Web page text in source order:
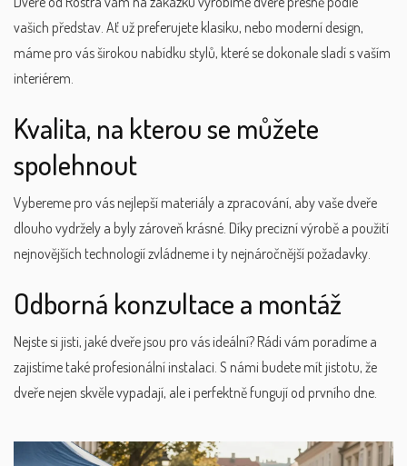
vašich představ. Ať už preferujete klasiku, nebo moderní design,
máme pro vás širokou nabídku stylů, které se dokonale sladí s vaším
interiérem.
Kvalita, na kterou se můžete
spolehnout
Vybereme pro vás nejlepší materiály a zpracování, aby vaše dveře
dlouho vydržely a byly zároveň krásné. Díky precizní výrobě a použití
nejnovějších technologií zvládneme i ty nejnáročnější požadavky.
Odborná konzultace a montáž
Nejste si jisti, jaké dveře jsou pro vás ideální? Rádi vám poradíme a
zajistíme také profesionální instalaci. S námi budete mít jistotu, že
dveře nejen skvěle vypadají, ale i perfektně fungují od prvního dne.